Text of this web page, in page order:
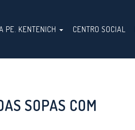
PE. KENTENICH CENTRO SOCIAL
SOPAS COM